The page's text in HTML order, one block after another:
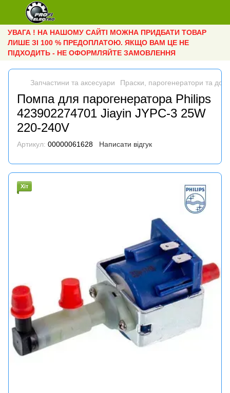
УВАГА ! НА НАШОМУ САЙТІ МОЖНА ПРИДБАТИ ТОВАР
ЛИШЕ ЗІ 100 % ПРЕДОПЛАТОЮ. ЯКЩО ВАМ ЦЕ НЕ
ПІДХОДИТЬ - НЕ ОФОРМЛЯЙТЕ ЗАМОВЛЕННЯ
Запчастини та аксесуари Праски, парогенератори та
Помпа для парогенератора Philips
423902274701 Jiayin JYPC-3 25W
220-240V
Артикул: 00000061628 Написати відгук
Хіт